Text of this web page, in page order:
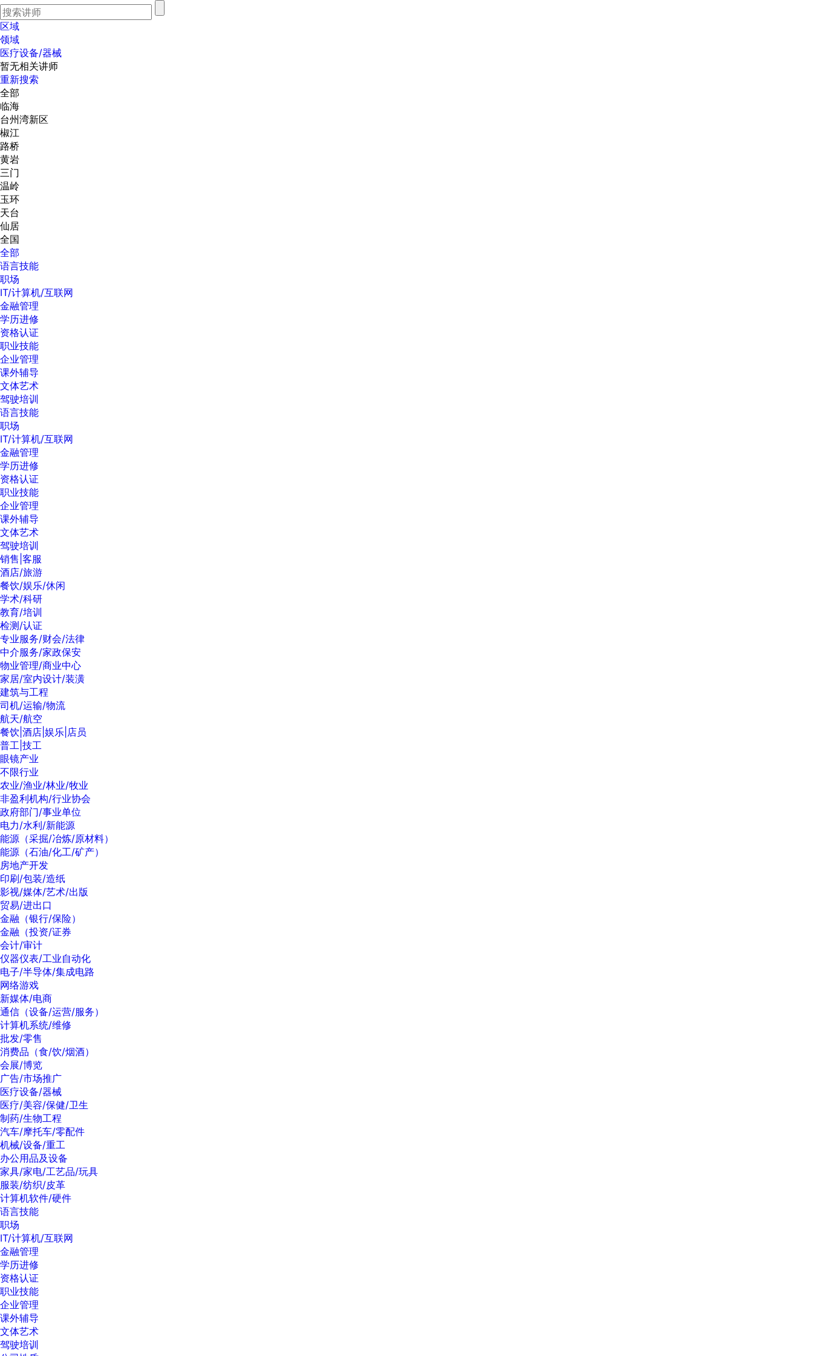
区域
领域
医疗设备/器械
暂无相关讲师
重新搜索
全部
临海
台州湾新区
椒江
路桥
黄岩
三门
温岭
玉环
天台
仙居
全国
全部
语言技能
职场
IT/计算机/互联网
金融管理
学历进修
资格认证
职业技能
企业管理
课外辅导
文体艺术
驾驶培训
语言技能
职场
IT/计算机/互联网
金融管理
学历进修
资格认证
职业技能
企业管理
课外辅导
文体艺术
驾驶培训
销售|客服
酒店/旅游
餐饮/娱乐/休闲
学术/科研
教育/培训
检测/认证
专业服务/财会/法律
中介服务/家政保安
物业管理/商业中心
家居/室内设计/装潢
建筑与工程
司机/运输/物流
航天/航空
餐饮|酒店|娱乐|店员
普工|技工
眼镜产业
不限行业
农业/渔业/林业/牧业
非盈利机构/行业协会
政府部门/事业单位
电力/水利/新能源
能源（采掘/冶炼/原材料）
能源（石油/化工/矿产）
房地产开发
印刷/包装/造纸
影视/媒体/艺术/出版
贸易/进出口
金融（银行/保险）
金融（投资/证券
会计/审计
仪器仪表/工业自动化
电子/半导体/集成电路
网络游戏
新媒体/电商
通信（设备/运营/服务）
计算机系统/维修
批发/零售
消费品（食/饮/烟酒）
会展/博览
广告/市场推广
医疗设备/器械
医疗/美容/保健/卫生
制药/生物工程
汽车/摩托车/零配件
机械/设备/重工
办公用品及设备
家具/家电/工艺品/玩具
服装/纺织/皮革
计算机软件/硬件
语言技能
职场
IT/计算机/互联网
金融管理
学历进修
资格认证
职业技能
企业管理
课外辅导
文体艺术
驾驶培训